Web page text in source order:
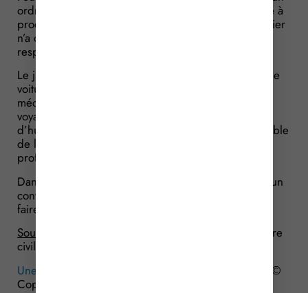
ordre de service écrit et que le garagiste s’est limité à
procéder à un simple contrôle du véhicule, ce dernier
n’a commis aucune faute susceptible d’engager sa
responsabilité.
Le juge rappelle également que tout utilisateur d’une
voiture, même n’ayant aucune connaissance en
mécanique, doit savoir qu’avant d’entreprendre un
voyage important, il faut vérifier les niveaux d’eau et
d’huile et la pression des pneus ; s’il n’est pas capable
de le faire lui-même, il doit le faire faire par un
professionnel.
Dans cette affaire, le particulier n’ayant effectué aucun
contrôle et n’ayant pas demandé au garagiste de le
faire, il est lui-même fautif.
Source :
Arrêt de la Cour de cassation, 1ère chambre
civile, du 12 octobre 2016, n° 15-20992
Une voiture en panne… par la faute du garagiste ?
©
Copyright WebLex – 2016